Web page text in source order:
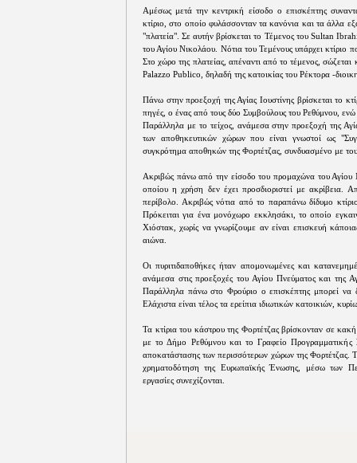
Αμέσως μετά την κεντρική είσοδο ο επισκέπτης
κτίριο, στο οποίο φυλάσσονταν τα κανόνια και τα άλλα
"πλατεία". Σε αυτήν βρίσκεται το Τέμενος του Sultan
του Αγίου Νικολάου. Νότια του Τεμένους υπάρχει
Στο χώρο της πλατείας, απέναντι από το τέμενος,
Palazzo Publico, δηλαδή της κατοικίας του Ρέκτορα -
Πάνω στην προεξοχή της Αγίας Ιουστίνης βρίσκεται το
πηγές, ο ένας από τους δύο Συμβούλους του Ρεθύμνου,
Παράλληλα με το τείχος, ανάμεσα στην προεξοχή της
των αποθηκευτικών χώρων που είναι γνωστοί ως
συγκρότημα αποθηκών της Φορτέτζας, συνδυασμένο με
Ακριβώς πάνω από την είσοδο του προμαχώνα του Αγίου
οποίου η χρήση δεν έχει προσδιοριστεί με ακρίβεια.
περίβολο. Ακριβώς νότια από το παραπάνω δίδυμο
Πρόκειται για ένα μονόχωρο εκκλησάκι, το οποίο
Χιόστακ, χωρίς να γνωρίζουμε αν είναι επισκευή
αιώνα.
Οι πυριτιδαποθήκες ήταν απομονωμένες και
ανάμεσα στις προεξοχές του Αγίου Πνεύματος και της
Παράλληλα πάνω στο Φρούριο ο επισκέπτης μπορεί να
Ελάχιστα είναι τέλος τα ερείπια ιδιωτικών κατοικιών,
Τα κτίρια του κάστρου της Φορτέτζας βρίσκονταν σε
με το Δήμο Ρεθύμνου και το Γραφείο
αποκατάστασης των περισσότερων χώρων της Φορτέτζας.
χρηματοδότηση της Ευρωπαϊκής Ένωσης, μέσω των
εργασίες συνεχίζονται.